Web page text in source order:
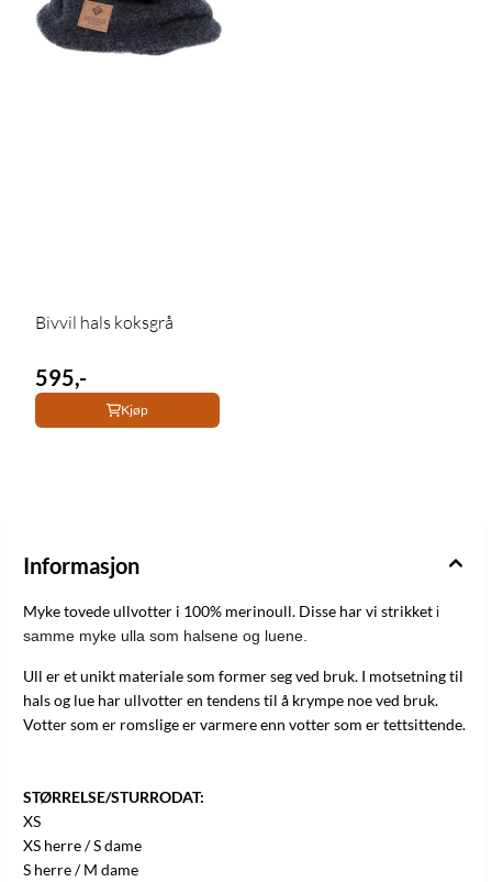
Bivvil hals koksgrå
595,-
Kjøp
Informasjon
Myke tovede ullvotter i 100% merinoull. Disse har vi strikket i
samme myke ulla som halsene og luene.
Ull er et unikt materiale som former seg ved bruk. I motsetning til
hals og lue har ullvotter en tendens til å krympe noe ved bruk.
Votter som er romslige er varmere enn votter som er tettsittende.
STØRRELSE/STURRODAT:
XS
XS herre / S dame
S herre / M dame